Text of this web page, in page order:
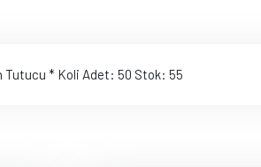
Tutucu * Koli Adet: 50 Stok: 55